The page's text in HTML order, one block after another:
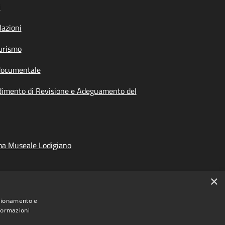
di Revisione e Adeguamento del
Museale Lodigiano
×
e